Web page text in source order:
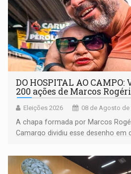
DO HOSPITAL AO CAMPO:
200 ações de Marcos
Eleições 2026 08 de Agosto de
A chapa formada por Marcos
Camargo dividiu esse desenho em